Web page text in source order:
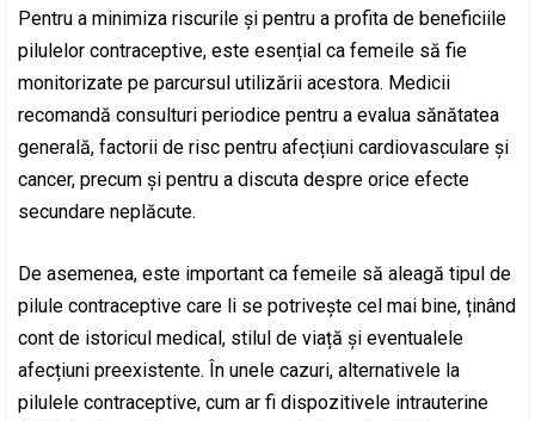
Pentru a minimiza riscurile și pentru a profita de beneficiile
pilulelor contraceptive, este esențial ca femeile să fie
monitorizate pe parcursul utilizării acestora. Medicii
recomandă consulturi periodice pentru a evalua sănătatea
generală, factorii de risc pentru afecțiuni cardiovasculare și
cancer, precum și pentru a discuta despre orice efecte
secundare neplăcute.
De asemenea, este important ca femeile să aleagă tipul de
pilule contraceptive care li se potrivește cel mai bine, ținând
cont de istoricul medical, stilul de viață și eventualele
afecțiuni preexistente. În unele cazuri, alternativele la
pilulele contraceptive, cum ar fi dispozitivele intrauterine